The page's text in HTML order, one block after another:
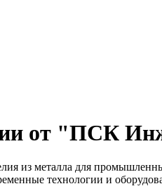
от "ПСК
из металла для
технологии и